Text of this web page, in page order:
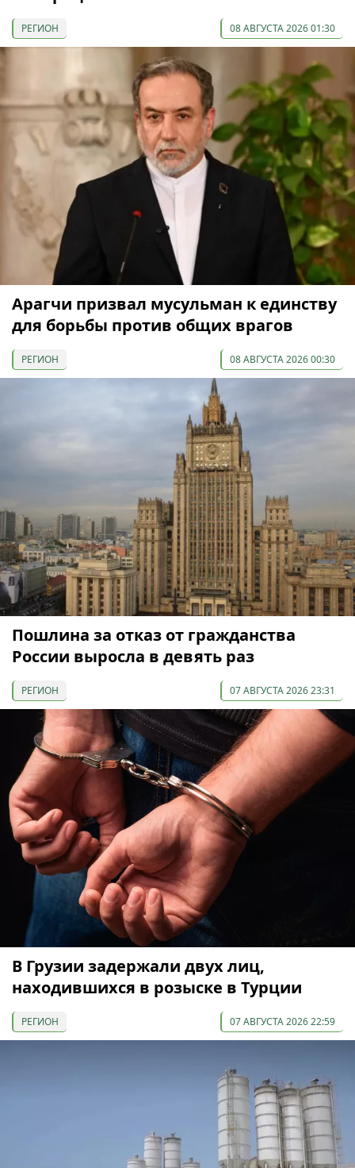
РЕГИОН 08 АВГУСТА 2026 01:30
Арагчи призвал мусульман к единству
для борьбы против общих врагов
РЕГИОН 08 АВГУСТА 2026 00:30
Пошлина за отказ от гражданства
России выросла в девять раз
РЕГИОН 07 АВГУСТА 2026 23:31
В Грузии задержали двух лиц,
находившихся в розыске в Турции
РЕГИОН 07 АВГУСТА 2026 22:59